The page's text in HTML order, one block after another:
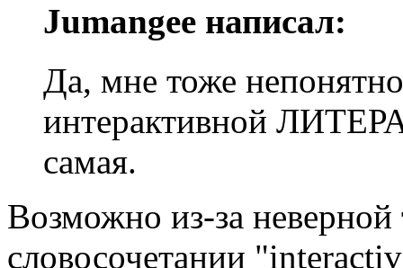
Jumangee написал:
Да, мне тоже
интерактивной
самая.
Возможно из-за
словосочетании